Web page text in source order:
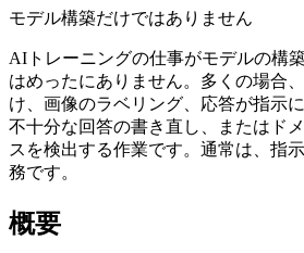
モデル構築だけではありません
AIトレーニングの仕事がモデルの構
はめったにありません。多くの場合
け、画像のラベリング、応答が指示
不十分な回答の書き直し、またはド
スを検出する作業です。通常は、指
務です。
概要